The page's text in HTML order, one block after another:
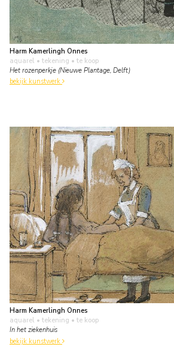
Harm Kamerlingh Onnes
aquarel • tekening • te koop
Het rozenperkje (Nieuwe Plantage, Delft)
bekijk kunstwerk
Harm Kamerlingh Onnes
aquarel • tekening • te koop
In het ziekenhuis
bekijk kunstwerk